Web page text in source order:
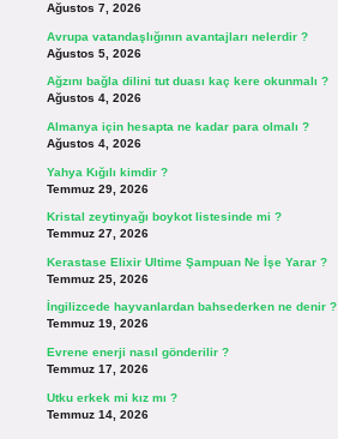
Ağustos 7, 2026
Avrupa vatandaşlığının avantajları nelerdir ?
Ağustos 5, 2026
Ağzını bağla dilini tut duası kaç kere okunmalı ?
Ağustos 4, 2026
Almanya için hesapta ne kadar para olmalı ?
Ağustos 4, 2026
Yahya Kığılı kimdir ?
Temmuz 29, 2026
Kristal zeytinyağı boykot listesinde mi ?
Temmuz 27, 2026
Kerastase Elixir Ultime Şampuan Ne İşe Yarar ?
Temmuz 25, 2026
İngilizcede hayvanlardan bahsederken ne denir ?
Temmuz 19, 2026
Evrene enerji nasıl gönderilir ?
Temmuz 17, 2026
Utku erkek mi kız mı ?
Temmuz 14, 2026